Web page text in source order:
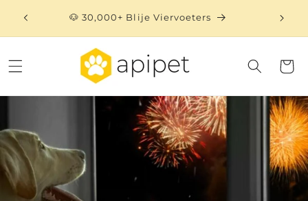
naar de
🐶 30,000+ Blije Viervoeters